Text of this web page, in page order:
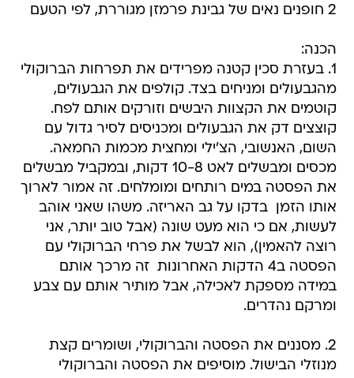
2 חופנים נאים של גבינת פרמזן מגוררת, לפי הטעם
הכנה:
1. בעזרת סכין קטנה מפרידים את תפרחות הברוקולי
מהגבעולים ומניחים בצד. קולפים את הגבעולים,
קוטמים את הקצוות היבשים וזורקים אותם לפח.
קוצצים דק את הגבעולים ומכניסים לסיר גדול עם
השום, האנשובי, הצ'ילי ומחצית מכמות החמאה.
מכסים ומבשלים לאט 10-8 דקות, ובמקביל מבשלים
את הפסטה במים רותחים ומומלחים. זה אמור לארוך
אותו הזמן  בדקו על גב האריזה. משהו שאני אוהב
לעשות, אם כי הוא מעט שונה (אבל טוב יותר, אני
רוצה להאמין), הוא לבשל את פרחי הברוקולי עם
הפסטה ב4 הדקות האחרונות  זה מרכך אותם
במידה מספקת לאכילה, אבל מותיר אותם עם צבע
ומרקם נהדרים.
2. מסננים את הפסטה והברוקולי, ושומרים קצת
מנוזלי הבישול. מוסיפים את הפסטה והברוקולי